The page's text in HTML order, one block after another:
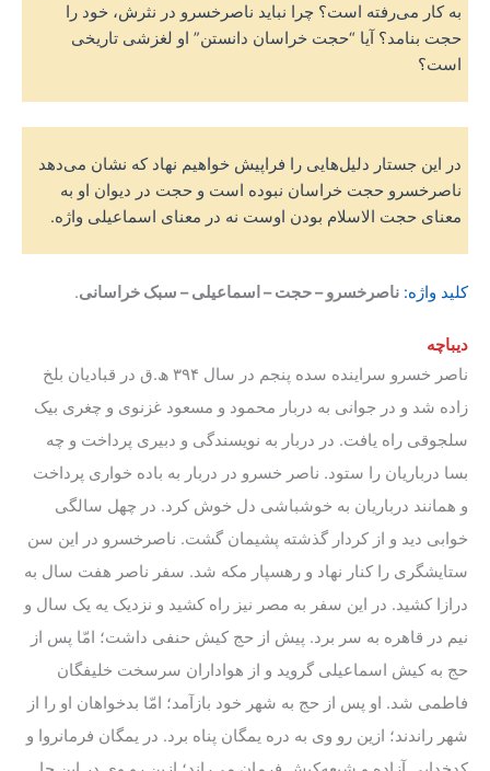
به کار می‌رفته است؟ چرا نباید ناصرخسرو در نثرش، خود را
حجت بنامد؟ آیا “حجت خراسان دانستن” او لغزشی تاریخی
است؟
در این جستار دلیل‌هایی را فراپیش خواهیم نهاد که نشان می‌دهد
ناصرخسرو حجت خراسان نبوده است و حجت در دیوان او به
معنای حجت الاسلام بودن اوست نه در معنای اسماعیلی واژه.
کلید واژه: ناصرخسرو – حجت – اسماعیلی – سبک خراسانی.
دیباچه
ناصر خسرو سراینده سده پنجم در سال ۳۹۴ ﮪ.ق در قبادیان بلخ
زاده شد و در جوانی به دربار محمود و مسعود غزنوی و چغری بیک
سلجوقی راه یافت. در دربار به نویسندگی و دبیری پرداخت و چه
بسا درباریان را ستود. ناصر خسرو در دربار به باده خواری پرداخت
و همانند درباریان به خوشباشی دل خوش کرد. در چهل سالگی
خوابی دید و از کردار گذشته پشیمان گشت. ناصرخسرو در این سن
ستایشگری را کنار نهاد و رهسپار مکه شد. سفر ناصر هفت سال به
درازا کشید. در این سفر به مصر نیز راه کشید و نزدیک یه یک سال و
نیم در قاهره به سر برد. پیش از حج کیش حنفی داشت؛ امّا پس از
حج به کیش اسماعیلی گروید و از هواداران سرسخت خلیفگان
فاطمی شد. او پس از حج به شهر خود بازآمد؛ امّا بدخواهان او را از
شهر راندند؛ ازین رو وی به دره یمگان پناه برد. در یمگان فرمانروا و